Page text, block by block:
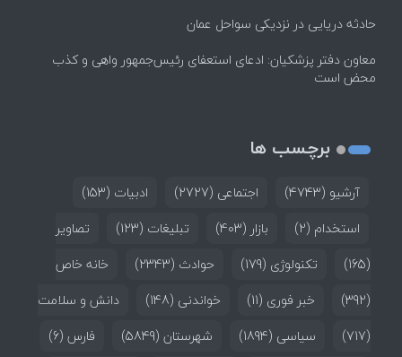
حادثه دریایی در نزدیکی سواحل عمان
معاون دفتر پزشکیان: ادعای استعفای رئیس‌جمهور واهی و کذب
محض است
برچسب ها
آرشیو (4743) اجتماعی (2727) ادبیات (153)
استخدام (2) بازار (403) تبلیغات (123)
تصاویر
(165)
تکنولوژی (179) حوادث (2343)
خانه خاص
(392)
خبر فوری (11) خواندنی (148)
دانش و سلامت
(717)
سیاسی (1894) شهرستان (5849) فارس (6)